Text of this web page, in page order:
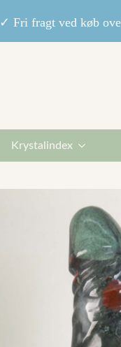
✓ Fri fragt ved køb
Krystalindex